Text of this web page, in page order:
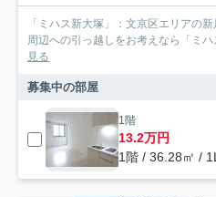
「ミハス新大塚」：文京区エリアの
周辺への引っ越しをお考えなら「ミ
見る
募集中の部屋
1階
13.2万円
1階 / 36.28㎡ /